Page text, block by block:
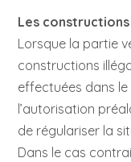
Les
Lorsque la partie
constructions
effectuées dans
l’autorisation
de régulariser la
Dans le cas